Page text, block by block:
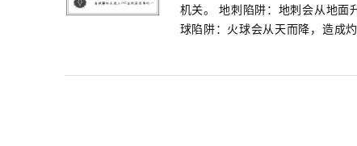
机关。 地刺陷阱：地刺会从地面
球陷阱：火球会从天而降，造成